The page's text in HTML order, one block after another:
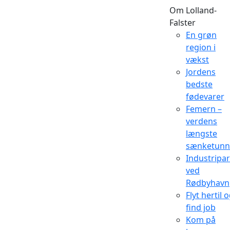
Om Lolland-
Falster
En grøn
region i
vækst
Jordens
bedste
fødevarer
Femern –
verdens
længste
ved
Rødbyhavn
Flyt hertil
find job
Kom på